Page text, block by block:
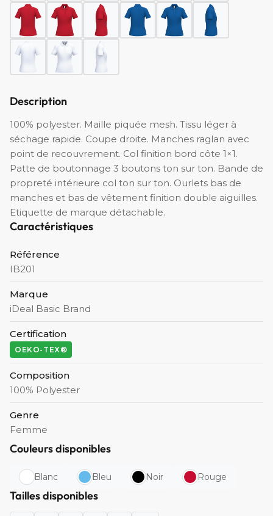
Description
100% polyester. Maille piquée mesh. Tissu léger à
séchage rapide. Coupe droite. Manches raglan avec
point de recouvrement. Col finition bord côte 1×1.
Patte de boutonnage 3 boutons ton sur ton. Bande de
propreté intérieure col ton sur ton. Ourlets bas de
manches et bas de vêtement finition double aiguilles.
Etiquette de marque détachable.
Caractéristiques
Référence
IB201
Marque
iDeal Basic Brand
Certification
OEKO-TEX®
Composition
100% Polyester
Genre
Femme
Couleurs disponibles
Blanc Bleu Noir Rouge
Tailles disponibles